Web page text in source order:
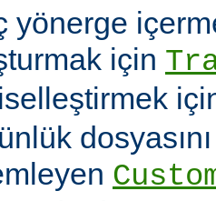
yönerge
için